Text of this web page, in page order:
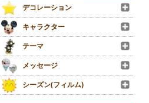
デコレーション
キャラクター
テーマ
メッセージ
シーズン(フィルム)